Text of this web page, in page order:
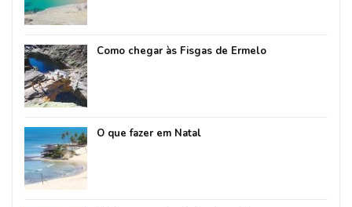
Como chegar às Fisgas de Ermelo
O que fazer em Natal